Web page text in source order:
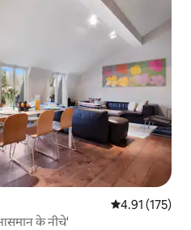
औसत रेटिंग 5 में से
4.91 (175)
के नीचे'